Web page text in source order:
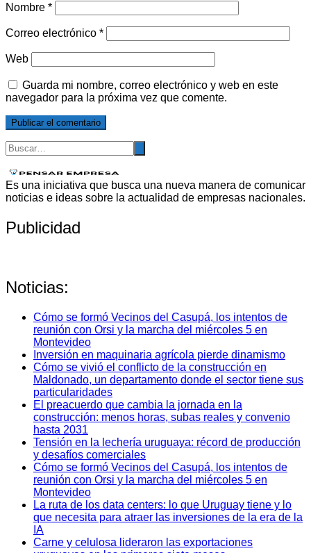
Nombre *
Correo electrónico *
Web
Guarda mi nombre, correo electrónico y web en este
navegador para la próxima vez que comente.
Es una iniciativa que busca una nueva manera de comunicar
noticias e ideas sobre la actualidad de empresas nacionales.
Publicidad
Noticias:
Cómo se formó Vecinos del Casupá, los intentos de
reunión con Orsi y la marcha del miércoles 5 en
Montevideo
Inversión en maquinaria agrícola pierde dinamismo
Cómo se vivió el conflicto de la construcción en
Maldonado, un departamento donde el sector tiene sus
particularidades
El preacuerdo que cambia la jornada en la
construcción: menos horas, subas reales y convenio
hasta 2031
Tensión en la lechería uruguaya: récord de producción
y desafíos comerciales
Cómo se formó Vecinos del Casupá, los intentos de
reunión con Orsi y la marcha del miércoles 5 en
Montevideo
La ruta de los data centers: lo que Uruguay tiene y lo
que necesita para atraer las inversiones de la era de la
IA
Carne y celulosa lideraron las exportaciones